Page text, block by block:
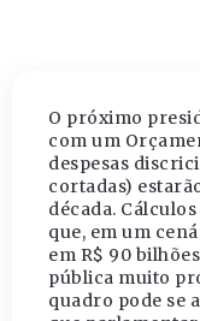
O próximo
com um
despesas
cortadas)
década.
que, em um
em R$ 90
pública muito
quadro pode se